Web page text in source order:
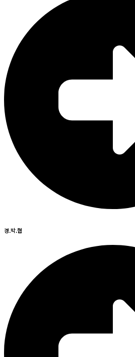
경.박.협